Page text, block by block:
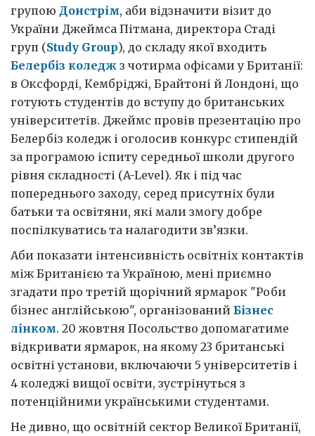
групою Донстрім, аби відзначити візит до
України Джеймса Пітмана, директора Стаді
груп (Study Group), до складу якої входить
Белербіз коледж з чотирма офісами у Британії:
в Оксфорді, Кембріджі, Брайтоні й Лондоні, що
готують студентів до вступу до британських
університетів. Джеймс провів презентацію про
Белербіз коледж і оголосив конкурс стипендій
за програмою іспиту середньої школи другого
рівня складності (A-Level). Як і під час
попереднього заходу, серед присутніх були
батьки та освітяни, які мали змогу добре
поспілкуватись та налагодити зв’язки.
Аби показати інтенсивність освітніх контактів
між Британією та Україною, мені приємно
згадати про третій щорічний ярмарок "Роби
бізнес англійською", організований Бізнес
лінком. 20 жовтня Посольство допомагатиме
відкривати ярмарок, на якому 23 британські
освітні установи, включаючи 5 університетів і
4 коледжі вищої освіти, зустрінуться з
потенційними українськими студентами.
Не дивно, що освітній сектор Великої Британії,